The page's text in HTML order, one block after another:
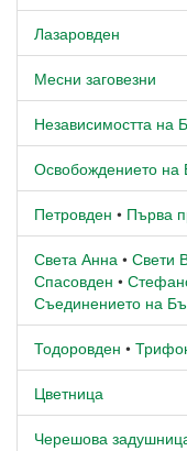
Лазаровден
Месни заговезни
Независимостта на
Освобождението на
Петровден • Първа
Света Анна • Свети
Спасовден •
Съединението на
Тодоровден •
Цветница
Черешова